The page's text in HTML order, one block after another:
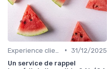
• 31/12/2025
Un service de rappel